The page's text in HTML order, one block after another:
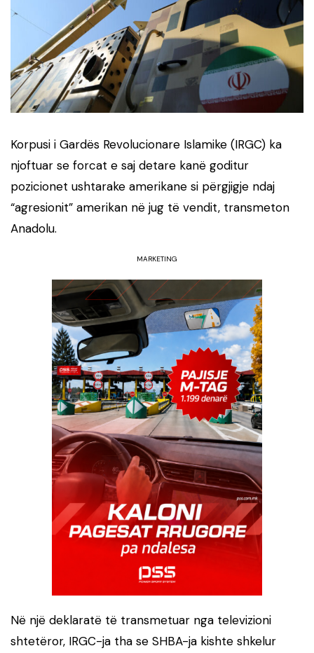
Korpusi i Gardës Revolucionare Islamike (IRGC) ka
njoftuar se forcat e saj detare kanë goditur
pozicionet ushtarake amerikane si përgjigje ndaj
“agresionit” amerikan në jug të vendit, transmeton
Anadolu.
MARKETING
Në një deklaratë të transmetuar nga televizioni
shtetëror, IRGC-ja tha se SHBA-ja kishte shkelur